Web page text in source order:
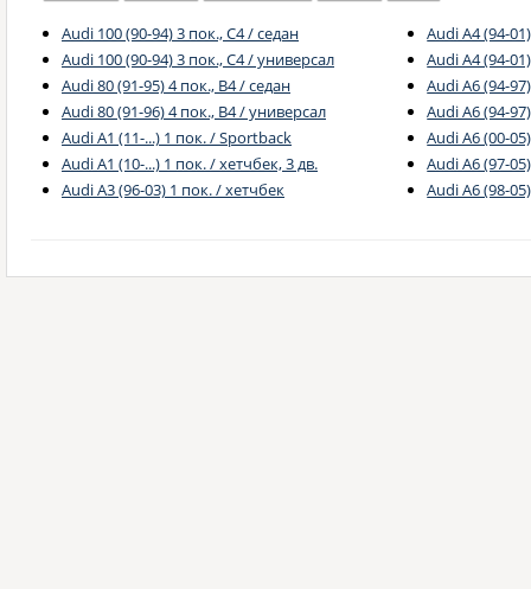
Audi 100 (90-94) 3 пок., C4 / седан
Audi 100 (90-94) 3 пок., C4 / универсал
Audi 80 (91-95) 4 пок., B4 / седан
Audi 80 (91-96) 4 пок., B4 / универсал
Audi A1 (11-...) 1 пок. / Sportback
Audi A1 (10-...) 1 пок. / хетчбек, 3 дв.
Audi A3 (96-03) 1 пок. / хетчбек
Audi A4 (94-
Audi A4 (94-
Audi A6 (94-
Audi A6 (94-
Audi A6 (00-
Audi A6 (97-
Audi A6 (98-